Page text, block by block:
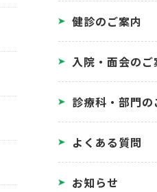
健診のご案内
入院・面会のご
診療科・部門の
よくある質問
お知らせ